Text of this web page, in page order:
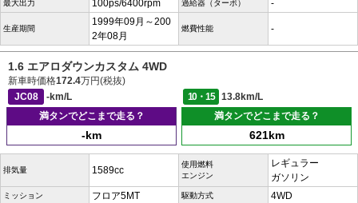
最大出力 100ps/6400rpm 過給器（ターボ） -
生産期間
1999年09月～200
2年08月
燃費性能 -
1.6 エアロダウンカスタム 4WD
新車時価格172.4万円(税抜)
JC08
-km/L 10・15
13.8km/L
満タンでどこまで走る？
-km
満タンでどこまで走る？
621km
排気量 1589cc
使用燃料
エンジン
レギュラー
ガソリン
ミッション フロア5MT 駆動方式 4WD